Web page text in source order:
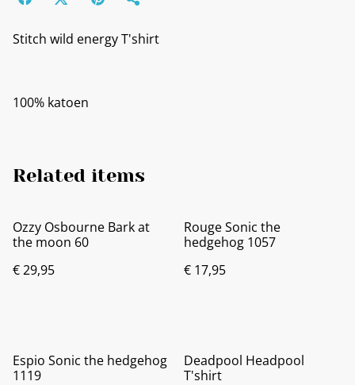
Stitch wild energy T'shirt
100% katoen
Related items
Ozzy Osbourne Bark at
the moon 60
€ 29,95
Rouge Sonic the
hedgehog 1057
€ 17,95
Espio Sonic the hedgehog
1119
Deadpool Headpool
T'shirt